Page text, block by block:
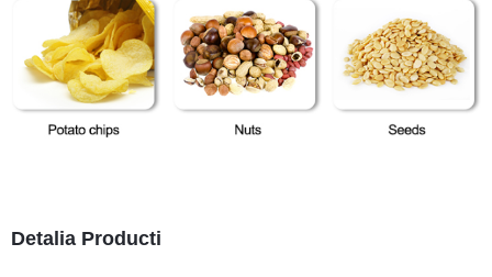
Detalia Producti